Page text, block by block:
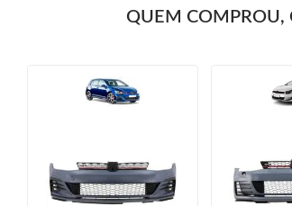
QUEM COMPROU,